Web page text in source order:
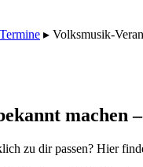
▸ Volksmusik-
machen
zu dir passen? Hier